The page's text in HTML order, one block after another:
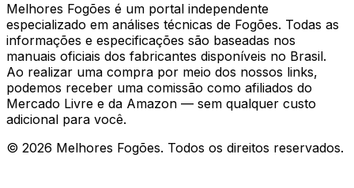
Melhores Fogões é um portal independente
especializado em análises técnicas de Fogões. Todas as
informações e especificações são baseadas nos
manuais oficiais dos fabricantes disponíveis no Brasil.
Ao realizar uma compra por meio dos nossos links,
podemos receber uma comissão como afiliados do
Mercado Livre e da Amazon — sem qualquer custo
adicional para você.
© 2026 Melhores Fogões. Todos os direitos reservados.